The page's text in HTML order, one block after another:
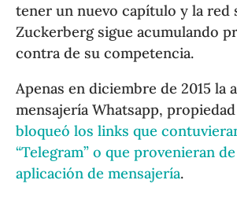
tener un nuevo capítulo y la red
Zuckerberg sigue acumulando
contra de su competencia.
Apenas en diciembre de 2015 la
mensajería Whatsapp,
bloqueó los links que
“Telegram” o que provenieran
aplicación de mensajería.